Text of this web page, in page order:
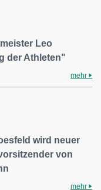
Leo
der Athleten"
mehr
wird neuer
von
mehr